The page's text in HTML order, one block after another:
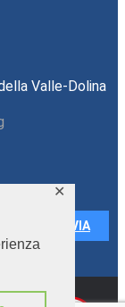
✕
Valle-Dolina
INVIA